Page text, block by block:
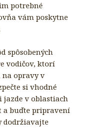
potrebné
vám poskytne
spôsobených
vodičov, ktorí
na opravy v
si vhodné
jazde v oblastiach
a buďte pripravení
dodržiavajte